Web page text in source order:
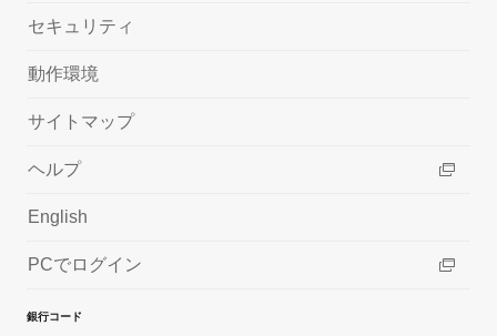
セキュリティ
動作環境
サイトマップ
ヘルプ
English
PCでログイン
銀行コード